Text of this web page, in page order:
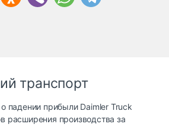
транспорт
падении прибыли Daimler Truck
расширения производства за